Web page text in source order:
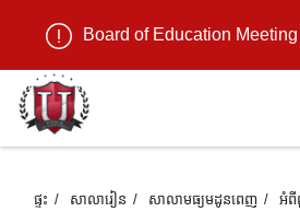
Board of Education Meeting
ផ្ទះ សាលារៀន សាលាមធ្យមដូនពេញ
អំពី​